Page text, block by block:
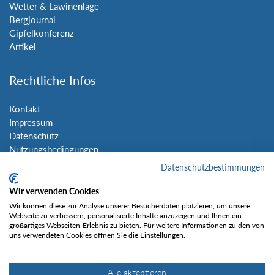
Wetter & Lawinenlage
Bergjournal
Gipfelkonferenz
Artikel
Rechtliche Infos
Kontakt
Impressum
Datenschutz
Nutzungsbedingungen
Social Media
Datenschutzbestimmungen
Wir verwenden Cookies
Wir können diese zur Analyse unserer Besucherdaten platzieren, um unsere
Webseite zu verbessern, personalisierte Inhalte anzuzeigen und Ihnen ein
großartiges Webseiten-Erlebnis zu bieten. Für weitere Informationen zu den von
uns verwendeten Cookies öffnen Sie die Einstellungen.
Alle akzeptieren